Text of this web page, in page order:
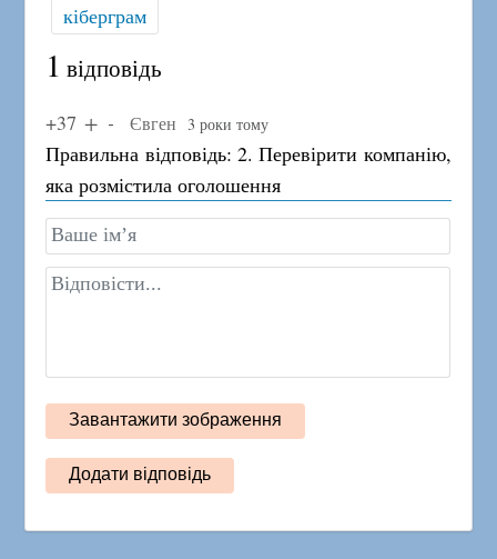
кіберграм
1 відповідь
+37 Євген 3 роки тому
Правильна відповідь: 2. Перевірити компанію,
яка розмістила оголошення